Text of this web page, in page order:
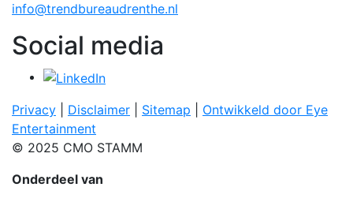
info@trendbureaudrenthe.nl
Social media
Privacy Disclaimer Sitemap
Ontwikkeld door Eye
Entertainment
© 2025 CMO STAMM
Onderdeel van